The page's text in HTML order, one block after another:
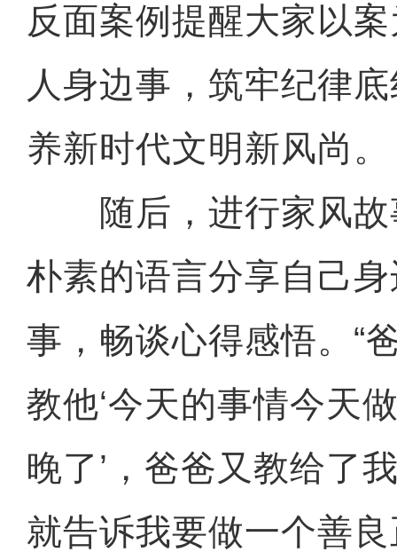
反面案例提醒大家以
人身边事，筑牢纪律
养新时代文明新风尚。
随后，进行家风故
朴素的语言分享自己
事，畅谈心得感悟。“
教他‘今天的事情今天
晚了’，爸爸又教给了
就告诉我要做一个善